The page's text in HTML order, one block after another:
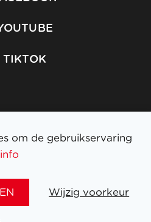
TIKTOK
op nieuwsbrief
om de gebruikservaring
Wijzig voorkeur